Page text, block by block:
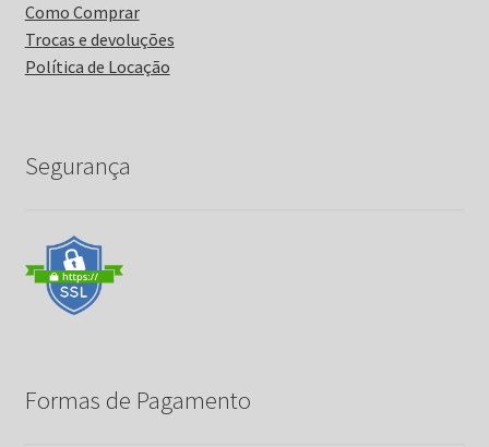
Como Comprar
Trocas e devoluções
Política de Locação
Segurança
Formas de Pagamento